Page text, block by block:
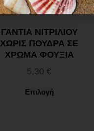
ΓΑΝΤΙΑ ΝΙΤΡΙΛΙΟΥ
ΧΩΡΙΣ ΠΟΥΔΡΑ ΣΕ
ΧΡΩΜΑ ΦΟΥΞΙΑ
5,30 €
Επιλογή